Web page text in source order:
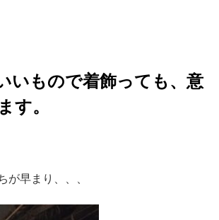
いもので着飾っても、意
す。
が早まり、、、